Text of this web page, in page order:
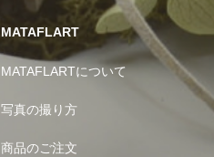
MATAFLART
MATAFLARTについて
写真の撮り方
商品のご注文